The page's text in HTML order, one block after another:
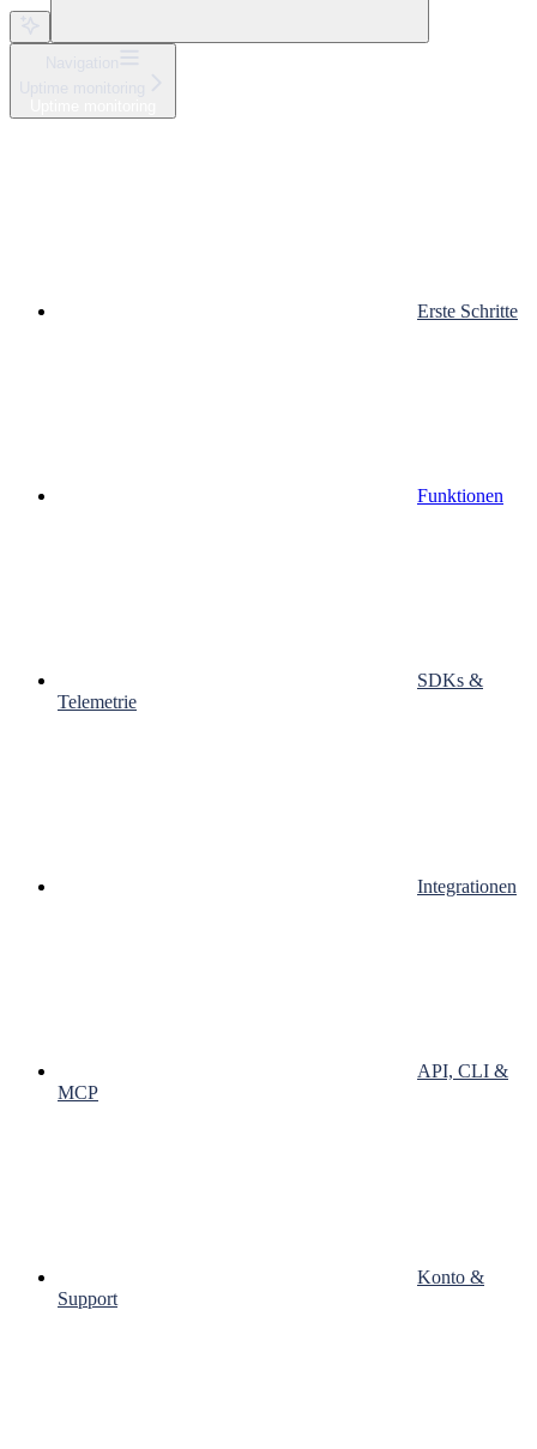
Erste Schritte
Funktionen
SDKs &
Telemetrie
Integrationen
API, CLI &
MCP
Konto &
Support